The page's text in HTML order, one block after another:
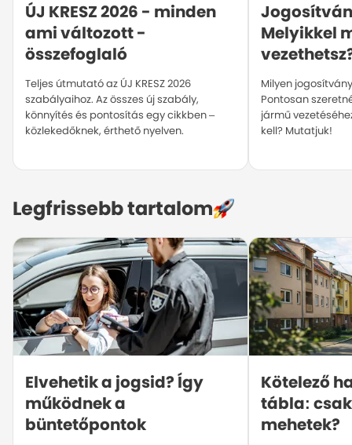
ÚJ KRESZ 2026 - minden
ami változott -
összefoglaló
Teljes útmutató az ÚJ KRESZ 2026
szabályaihoz. Az összes új szabály,
könnyítés és pontosítás egy cikkben –
közlekedőknek, érthető nyelven.
Melyikkel
Milyen
Pontosan
jármű
kell? Mutatjuk!
Legfrissebb tartalom
Elvehetik a jogsid? Így
működnek a
büntetőpontok
Kötelező
tábla:
mehetek?